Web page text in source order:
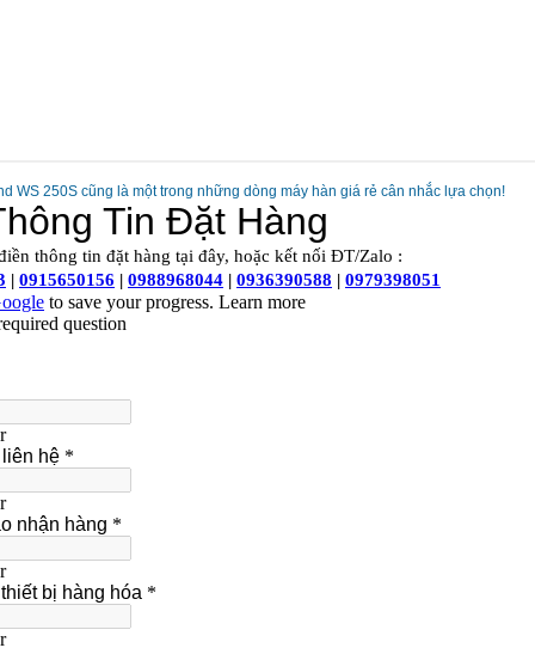
WS 250S cũng là một trong những dòng máy hàn giá rẻ cân nhắc lựa chọn!